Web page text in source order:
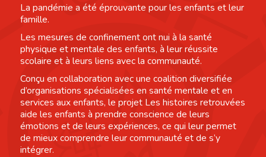
La pandémie a été éprouvante pour les enfants et leur
famille.
Les mesures de confinement ont nui à la santé
physique et mentale des enfants, à leur réussite
scolaire et à leurs liens avec la communauté.
Conçu en collaboration avec une coalition diversifiée
d’organisations spécialisées en santé mentale et en
services aux enfants, le projet Les histoires retrouvées
aide les enfants à prendre conscience de leurs
émotions et de leurs expériences, ce qui leur permet
de mieux comprendre leur communauté et de s’y
intégrer.